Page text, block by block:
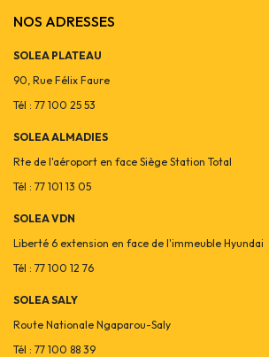
NOS ADRESSES
SOLEA PLATEAU
90, Rue Félix Faure
Tél : 77 100 25 53
SOLEA ALMADIES
Rte de l'aéroport en face Siège Station Total
Tél : 77 101 13 05
SOLEA VDN
Liberté 6 extension en face de l'immeuble Hyundai
Tél : 77 100 12 76
SOLEA SALY
Route Nationale Ngaparou-Saly
Tél : 77 100 88 39